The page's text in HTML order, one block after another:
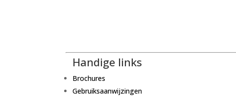
Handige links
Brochures
Gebruiksaanwijzingen